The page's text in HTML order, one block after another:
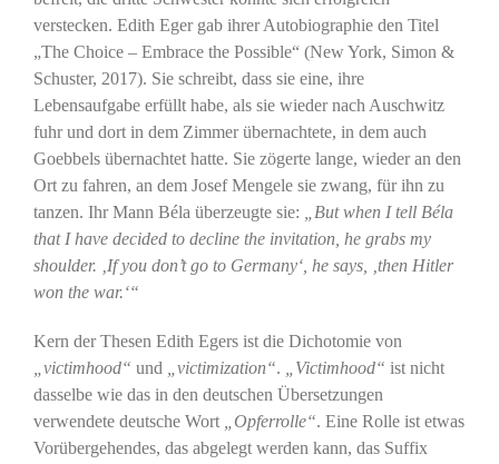
verstecken. Edith Eger gab ihrer Autobiographie den Titel
„The Choice – Embrace the Possible“ (New York, Simon &
Schuster, 2017). Sie schreibt, dass sie eine, ihre
Lebensaufgabe erfüllt habe, als sie wieder nach Auschwitz
fuhr und dort in dem Zimmer übernachtete, in dem auch
Goebbels übernachtet hatte. Sie zögerte lange, wieder an den
Ort zu fahren, an dem Josef Mengele sie zwang, für ihn zu
tanzen. Ihr Mann Béla überzeugte sie: „But when I tell Béla
that I have decided to decline the invitation, he grabs my
shoulder. ‚If you don’t go to Germany‘, he says, ‚then Hitler
won the war.‘“
Kern der Thesen Edith Egers ist die Dichotomie von
„victimhood“ und „victimization“. „Victimhood“ ist nicht
dasselbe wie das in den deutschen Übersetzungen
verwendete deutsche Wort „Opferrolle“. Eine Rolle ist etwas
Vorübergehendes, das abgelegt werden kann, das Suffix